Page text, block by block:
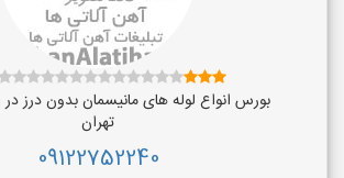
بورس انواع لوله های مانیسمان بدون درز
تهران
09122752240